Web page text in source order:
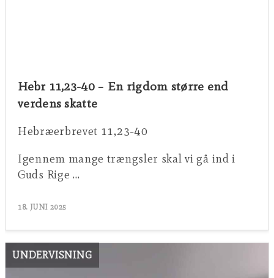
Hebr 11,23-40 – En rigdom større end
verdens skatte
Hebræerbrevet 11,23-40
Igennem mange trængsler skal vi gå ind i
Guds Rige …
18. JUNI 2025
UNDERVISNING